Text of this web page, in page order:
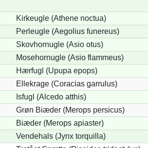
Kirkeugle (Athene noctua)
Perleugle (Aegolius funereus)
Skovhornugle (Asio otus)
Mosehornugle (Asio flammeus)
Hærfugl (Upupa epops)
Ellekrage (Coracias garrulus)
Isfugl (Alcedo atthis)
Grøn Biæder (Merops persicus)
Biæder (Merops apiaster)
Vendehals (Jynx torquilla)